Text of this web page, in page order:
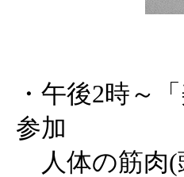
・午後2時～
参加
人体の筋肉(